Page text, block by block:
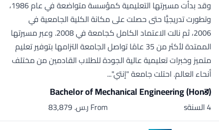
وقد بدأت مسيرتها التعليمية كمؤسسة متواضعة في عام 1986،
وتطورت تدريجيًّا حتى حصلت على مكانة الكلية الجامعية في
2006، ثم نالت الاعتماد الكامل كجامعة في 2008. وعبر مسيرتها
الممتدة لأكثر من 35 عامًا تواصل الجامعة التزامها بتوفير تعليم
متميز وخبرات تعليمية عالية الجودة للطلاب القادمين من مختلف
أنحاء العالم. احتلت جامعة "إنتي"...
Bachelor of Mechanical Engineering (Hons)
4 السنةs From ر.س.‏ 83,879